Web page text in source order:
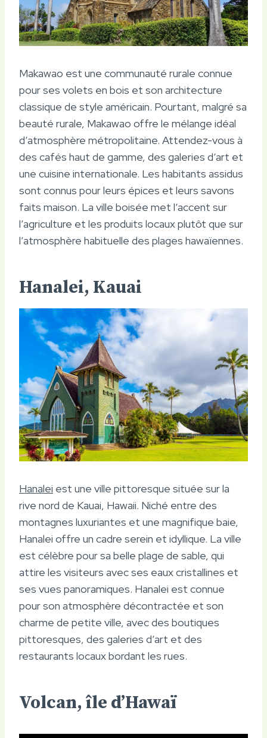
Makawao est une communauté rurale connue
pour ses volets en bois et son architecture
classique de style américain. Pourtant, malgré sa
beauté rurale, Makawao offre le mélange idéal
d’atmosphère métropolitaine. Attendez-vous à
des cafés haut de gamme, des galeries d’art et
une cuisine internationale. Les habitants assidus
sont connus pour leurs épices et leurs savons
faits maison. La ville boisée met l’accent sur
l’agriculture et les produits locaux plutôt que sur
l’atmosphère habituelle des plages hawaïennes.
Hanalei, Kauai
Hanalei est une ville pittoresque située sur la
rive nord de Kauai, Hawaii. Niché entre des
montagnes luxuriantes et une magnifique baie,
Hanalei offre un cadre serein et idyllique. La ville
est célèbre pour sa belle plage de sable, qui
attire les visiteurs avec ses eaux cristallines et
ses vues panoramiques. Hanalei est connue
pour son atmosphère décontractée et son
charme de petite ville, avec des boutiques
pittoresques, des galeries d’art et des
restaurants locaux bordant les rues.
Volcan, île d’Hawaï